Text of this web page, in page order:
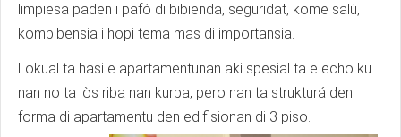
limpiesa paden i pafó di bibienda, seguridat, kome salú,
kombibensia i hopi tema mas di importansia.
Lokual ta hasi e apartamentunan aki spesial ta e echo ku
nan no ta lòs riba nan kurpa, pero nan ta strukturá den
forma di apartamentu den edifisionan di 3 piso.